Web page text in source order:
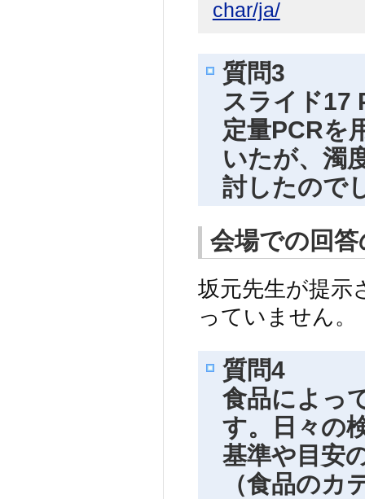
char/ja/
質問3
スライド17
定量PCRを
いたが、濁
討したので
会場での回答
坂元先生が提示
っていません。
質問4
食品によっ
す。日々の
基準や目安
（食品のカ